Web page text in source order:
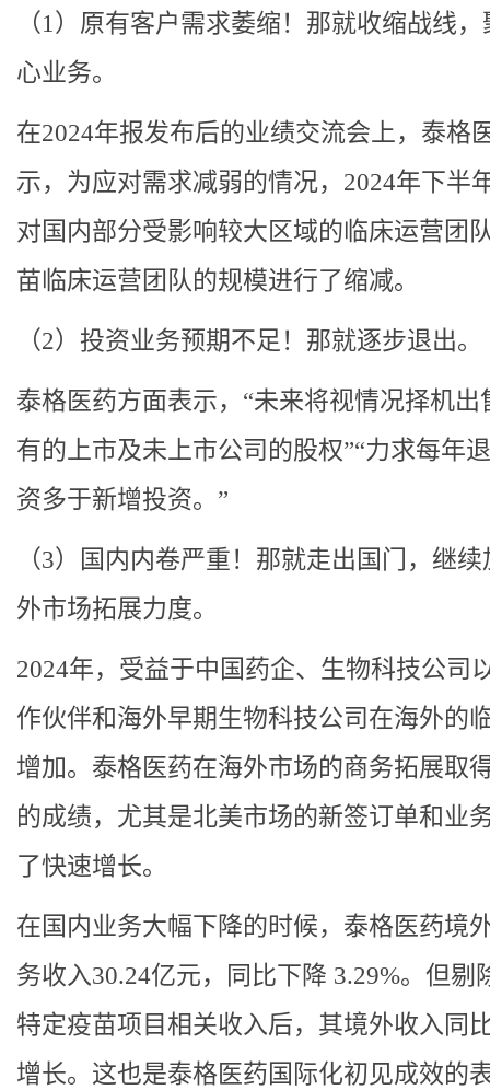
（1）原有客户需求萎缩！那就收缩战线
心业务。
在2024年报发布后的业绩交流会上，泰格
示，为应对需求减弱的情况，2024年下半
对国内部分受影响较大区域的临床运营团
苗临床运营团队的规模进行了缩减。
（2）投资业务预期不足！那就逐步退出。
泰格医药方面表示，“未来将视情况择机出
有的上市及未上市公司的股权”“力求每年
资多于新增投资。”
（3）国内内卷严重！那就走出国门，继
外市场拓展力度。
2024年，受益于中国药企、生物科技公司
作伙伴和海外早期生物科技公司在海外的
增加。泰格医药在海外市场的商务拓展取
的成绩，尤其是北美市场的新签订单和业
了快速增长。
在国内业务大幅下降的时候，泰格医药境
务收入30.24亿元，同比下降 3.29%。但剔
特定疫苗项目相关收入后，其境外收入同
增长。这也是泰格医药国际化初见成效的